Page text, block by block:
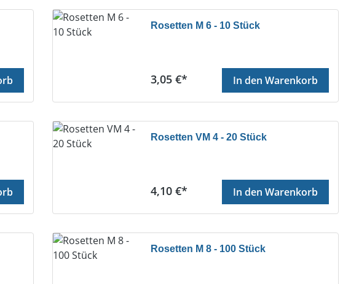
Rosetten M 6 - 10 Stück
Regulärer Preis:
3,05 €* In den Warenkorb
Rosetten VM 4 - 20 Stück
Regulärer Preis:
4,10 €* In den Warenkorb
Rosetten M 8 - 100 Stück